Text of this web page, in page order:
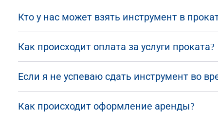
Кто у нас может взять инструмент в
Как происходит оплата за услуги проката?
Если я не успеваю сдать инструмент во
Как происходит оформление аренды?